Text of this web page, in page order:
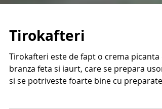
Tirokafteri
Tirokafteri este de fapt o crema picanta
branza feta si iaurt, care se prepara usor